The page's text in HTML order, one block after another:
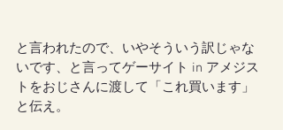
と言われたので、いやそういう訳じゃな
いです、と言ってゲーサイト in アメジス
トをおじさんに渡して「これ買います」
と伝え。